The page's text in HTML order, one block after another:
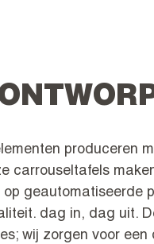
produceren
carrouseltafels
geautomatiseerde
dag in, dag uit.
wij zorgen voor